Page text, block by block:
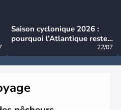
Saison cyclonique 2026 :
pourquoi l’Atlantique reste
22/07